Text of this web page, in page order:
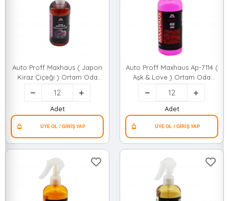
Auto Proff Maxhaus ( Japon
Kiraz Çiçeği ) Ortam Oda
Kokusu Sprey 400ml ( Plastik
Şişe )*12=k
Adet
Auto Proff Maxhaus Ap-7114 (
Aşk & Love ) Ortam Oda
Kokusu Sprey 400ml ( Plastik
Şişe )*12=k
Adet